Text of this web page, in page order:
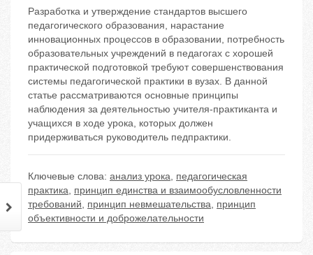
Pазработка и утверждение стандартов высшего
педагогического образования, нарастание
инновационных процессов в образовании, потребность
образовательных учреждений в педагогах с хорошей
практической подготовкой требуют совершенствования
системы педагогической практики в вузах. В данной
статье рассматриваются основные принципы
наблюдения за деятельностью учителя-практиканта и
учащихся в ходе урока, которых должен
придерживаться руководитель педпрактики.
Ключевые слова: анализ урока, педагогическая
практика, принцип единства и взаимообусловленности
требований, принцип невмешательства, принцип
объективности и доброжелательности